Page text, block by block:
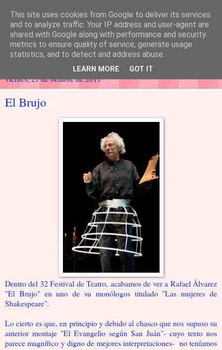
Valquiria
la que elige a los caídos en la batalla
viernes, 21 de octubre de 2011
El Brujo
Dentro del 32 Festival de Teatro, acabamos de ver a Rafael Álvarez
"El Brujo" en uno de su monólogos titulado "Las mujeres de
Shakespeare".
Lo cierto es que, en principio y debido al chasco que nos supuso su
anterior montaje "El Evangelio según San Juán"- cuyo texto nos
parece magnífico y digno de mejores interpretaciones- no teníamos
This site uses cookies from Google to deliver its services
and to analyze traffic. Your IP address and user-agent are
shared with Google along with performance and security
metrics to ensure quality of service, generate usage
statistics, and to detect and address abuse.
LEARN MORE GOT IT